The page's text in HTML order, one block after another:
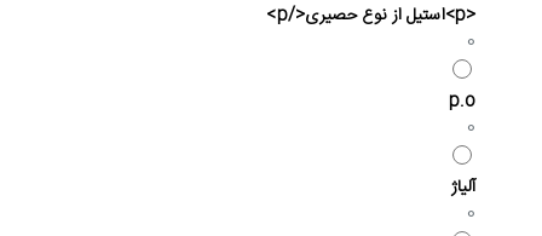
<p>استیل از نوع حصیری</p>
0
p.o
0
آلیاژ
0